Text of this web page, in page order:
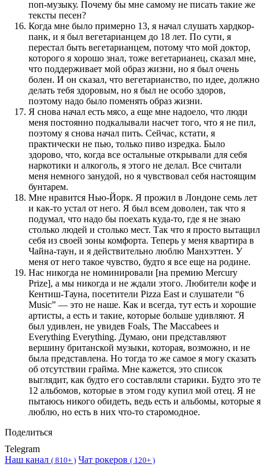
поп-музыку. Почему бы мне самому не писать такие же
тексты песен?
Когда мне было примерно 13, я начал слушать хардкор-
панк, и я был вегетарианцем до 18 лет. По сути, я
перестал быть вегетарианцем, потому что мой доктор,
которого я хорошо знал, тоже вегетарианец, сказал мне,
что поддерживает мой образ жизни, но я был очень
болен. И он сказал, что вегетарианство, по идее, должно
делать тебя здоровым, но я был не особо здоров,
поэтому надо было поменять образ жизни.
Я снова начал есть мясо, а еще мне надоело, что люди
меня постоянно подкалывали насчет того, что я не пил,
поэтому я снова начал пить. Сейчас, кстати, я
практически не пью, только пиво изредка. Было
здорово, что, когда все остальные открывали для себя
наркотики и алкоголь, я этого не делал. Все считали
меня немного занудой, но я чувствовал себя настоящим
бунтарем.
Мне нравится Нью-Йорк. Я прожил в Лондоне семь лет
и как-то устал от него. Я был всем доволен, так что я
подумал, что надо бы поехать куда-то, где я не знаю
столько людей и столько мест. Так что я просто вытащил
себя из своей зоны комфорта. Теперь у меня квартира в
Чайна-таун, и я действительно люблю Манхэттен. У
меня от него такое чувство, будто я все еще на родине.
Нас никогда не номинировали [на премию Mercury
Prize], а мы никогда и не ждали этого. Любители кофе и
Кентиш-Тауна, посетители Pizza East и слушатели “6
Music” — это не наше. Как и всегда, тут есть и хорошие
артисты, а есть и такие, которые больше удивляют. Я
был удивлен, не увидев Foals, The Maccabees и
Everything Everything. Думаю, они представляют
вершину британской музыки, которая, возможно, и не
была представлена. Но тогда то же самое я могу сказать
об отсутствии грайма. Мне кажется, это список
выглядит, как будто его составляли старики. Будто это те
12 альбомов, которые в этом году купил мой отец. Я не
пытаюсь никого обидеть, ведь есть и альбомы, которые я
люблю, но есть в них что-то старомодное.
Поделиться
Telegram
Наш канал ( 810+ ) Чат рокеров ( 120+ )